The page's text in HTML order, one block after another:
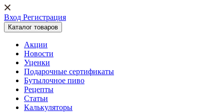
Вход Регистрация
Каталог товаров
Акции
Новости
Уценки
Подарочные сертификаты
Бутылочное пиво
Рецепты
Статьи
Калькуляторы